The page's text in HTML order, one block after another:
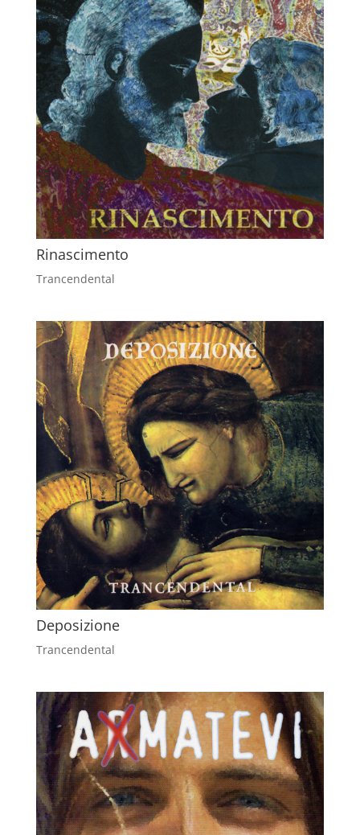
Rinascimento
Trancendental
Deposizione
Trancendental